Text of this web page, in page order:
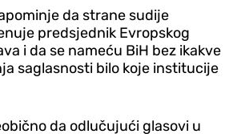
da strane sudije
predsjednik Evropskog
i da se nameću BiH bez ikakve
saglasnosti bilo koje institucije
da odlučujući glasovi u